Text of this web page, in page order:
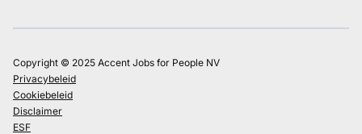
Copyright © 2025 Accent Jobs for People NV
Privacybeleid
Cookiebeleid
Disclaimer
ESF